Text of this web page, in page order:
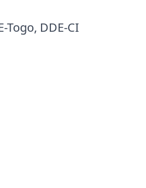
Togo, DDE-CI